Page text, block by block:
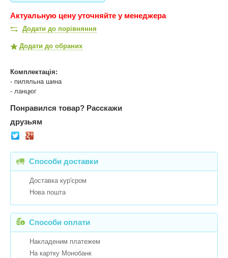
Актуальную цену уточняйте у менеджера
Додати до порівняння
Додати до обраних
Комплектація:
- пиляльна шина
- ланцюг
Понравился товар? Расскажи
друзьям
Способи доставки
Доставка кур'єром
Нова пошта
Способи оплати
Накладеним платежем
На картку Монобанк